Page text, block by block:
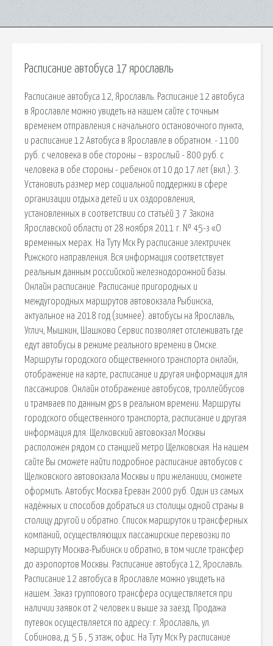
Расписание автобуса 17 ярославль
Расписание автобуса 12, Ярославль. Расписание 12 автобуса
в Ярославле можно увидеть на нашем сайте с точным
временем отправления с начального остановочного пункта,
и расписание 12 Автобуса в Ярославле в обратном. - 1100
руб. с человека в обе стороны – взрослый - 800 руб. с
человека в обе стороны - ребенок от 10 до 17 лет (вкл.). 3.
Установить размер мер социальной поддержки в сфере
организации отдыха детей и их оздоровления,
установленных в соответствии со статьёй 3 7 Закона
Ярославской области от 28 ноября 2011 г. № 45-з «О
временных мерах. На Туту Мск Ру расписание электричек
Рижского направления. Вся информация соответствует
реальным данным российской железнодорожной базы.
Онлайн расписание. Расписание пригородных и
междугородных маршрутов автовокзала Рыбинска,
актуальное на 2018 год (зимнее): автобусы на Ярославль,
Углич, Мышкин, Шашково Сервис позволяет отслеживать где
едут автобусы в режиме реального времени в Омске.
Маршруты городского общественного транспорта онлайн,
отображение на карте, расписание и другая информация для
пассажиров. Онлайн отображение автобусов, троллейбусов
и трамваев по данным gps в реальном времени. Маршруты
городского общественного транспорта, расписание и другая
информация для. Щелковский автовокзал Москвы
расположен рядом со станцией метро Щелковская. На нашем
сайте Вы сможете найти подробное расписание автобусов с
Щелковского автовокзала Москвы и при желаниии, сможете
оформить. Автобус Москва Ереван 2000 руб. Один из самых
надёжных и способов добраться из столицы одной страны в
столицу другой и обратно. Список маршруток и трансферных
компаний, осуществляющих пассажирские перевозки по
маршруту Москва-Рыбинск и обратно, в том числе трансфер
до аэропортов Москвы. Расписание автобуса 12, Ярославль.
Расписание 12 автобуса в Ярославле можно увидеть на
нашем. Заказ группового трансфера осуществляется при
наличии заявок от 2 человек и выше за заезд. Продажа
путевок осуществляется по адресу: г. Ярославль, ул.
Собинова, д. 5 Б , 5 этаж, офис. На Туту Мск Ру расписание